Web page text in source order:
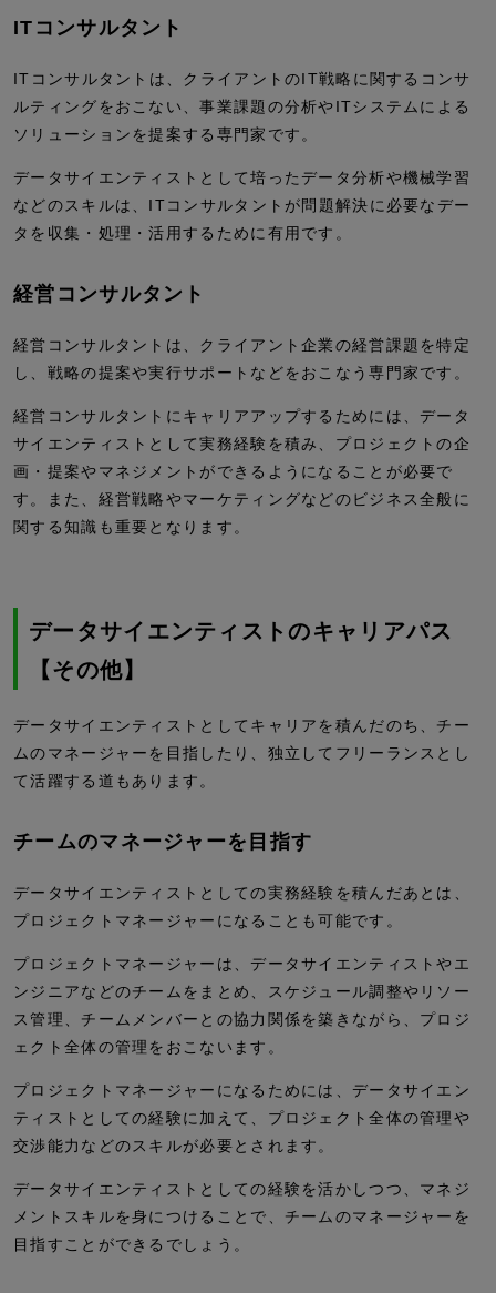
ITコンサルタント
ITコンサルタントは、クライアントのIT戦略に関するコンサ
ルティングをおこない、事業課題の分析やITシステムによる
ソリューションを提案する専門家です。
データサイエンティストとして培ったデータ分析や機械学習
などのスキルは、ITコンサルタントが問題解決に必要なデー
タを収集・処理・活用するために有用です。
経営コンサルタント
経営コンサルタントは、クライアント企業の経営課題を特定
し、戦略の提案や実行サポートなどをおこなう専門家です。
経営コンサルタントにキャリアアップするためには、データ
サイエンティストとして実務経験を積み、プロジェクトの企
画・提案やマネジメントができるようになることが必要で
す。また、経営戦略やマーケティングなどのビジネス全般に
関する知識も重要となります。
データサイエンティストのキャリアパス
【その他】
データサイエンティストとしてキャリアを積んだのち、チー
ムのマネージャーを目指したり、独立してフリーランスとし
て活躍する道もあります。
チームのマネージャーを目指す
データサイエンティストとしての実務経験を積んだあとは、
プロジェクトマネージャーになることも可能です。
プロジェクトマネージャーは、データサイエンティストやエ
ンジニアなどのチームをまとめ、スケジュール調整やリソー
ス管理、チームメンバーとの協力関係を築きながら、プロジ
ェクト全体の管理をおこないます。
プロジェクトマネージャーになるためには、データサイエン
ティストとしての経験に加えて、プロジェクト全体の管理や
交渉能力などのスキルが必要とされます。
データサイエンティストとしての経験を活かしつつ、マネジ
メントスキルを身につけることで、チームのマネージャーを
目指すことができるでしょう。